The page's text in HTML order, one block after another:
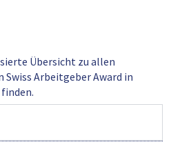
Übersicht zu allen
Arbeitgeber Award in